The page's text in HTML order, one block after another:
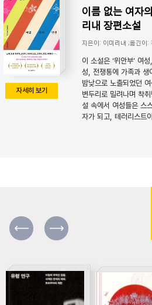
자세히 보기
이름 없는 여자
리내 장편소설
지은이: 이미리내 ;옮긴이:
이 소설은 ‘위안부’ 여
성, 전쟁통에 가족과 생
밤낮으로 노출되었던
변두리로 밀려나며 착
설 속에서 여성들은 스
자가 되고, 테러리스트